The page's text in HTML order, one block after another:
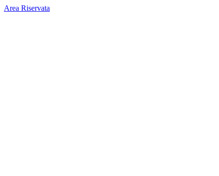
Area Riservata